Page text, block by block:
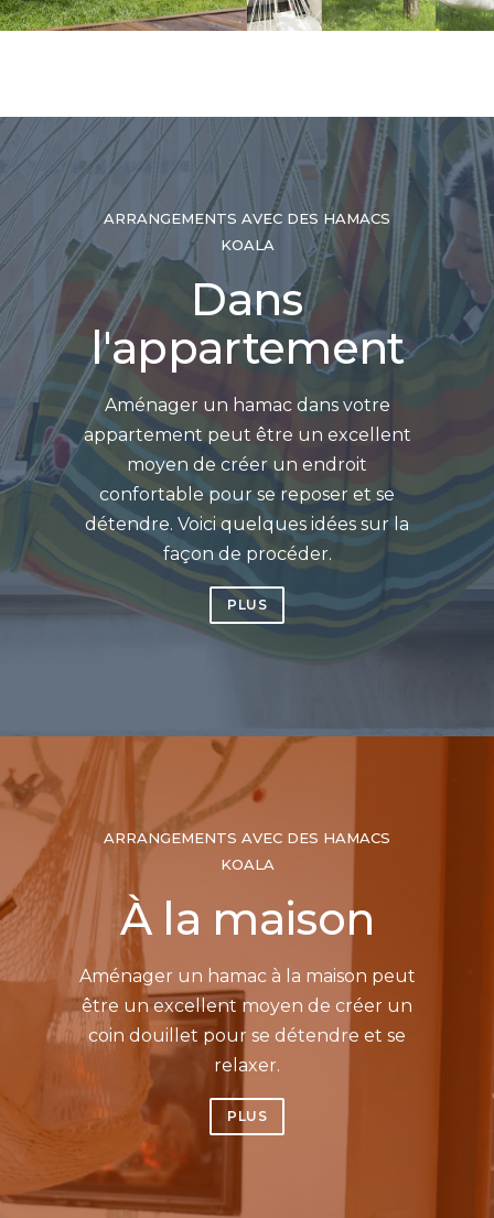
ARRANGEMENTS AVEC DES HAMACS
KOALA
Dans
l'appartement
Aménager un hamac dans votre
appartement peut être un excellent
moyen de créer un endroit
confortable pour se reposer et se
détendre. Voici quelques idées sur la
façon de procéder.
PLUS
ARRANGEMENTS AVEC DES HAMACS
KOALA
À la maison
Aménager un hamac à la maison peut
être un excellent moyen de créer un
coin douillet pour se détendre et se
relaxer.
PLUS